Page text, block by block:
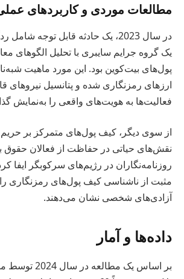
مطالعات موردی و کاربردهای
در سال 2023، یک حادثه قابل توجه
یک گروه جرایم سایبری با تحلیل الگوهای
پول‌های بیت‌کوین بود. این مورد ماهیت
ارزهای رمزنگاری شده و پتانسیل نیروهای
فعالیت‌ها به هویت‌های واقعی را به‌نمایش
از سوی دیگر، کیف پول‌های متمرکز بر
نقش‌های حیاتی در حفاظت از فعالان حقوق
روزنامه‌نگاران در رژیم‌های سرکوبگر ایفا
مثبت از ناشناسی کیف پول‌های رمزنگاری
آزادی‌های شخصی نشان می‌دهند.
داده‌ها و آمار
بر اساس یک